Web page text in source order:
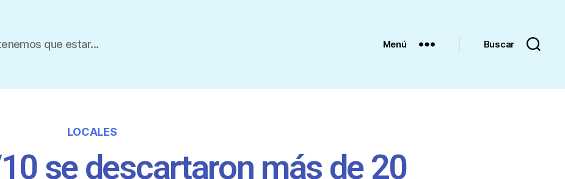
que estar... Menú Buscar
LOCALES
se descartaron más de 20